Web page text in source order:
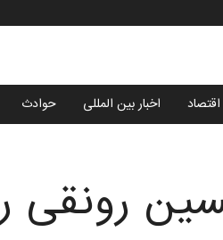
اقتصاد اخبار بین المللی حوادث
رونقی